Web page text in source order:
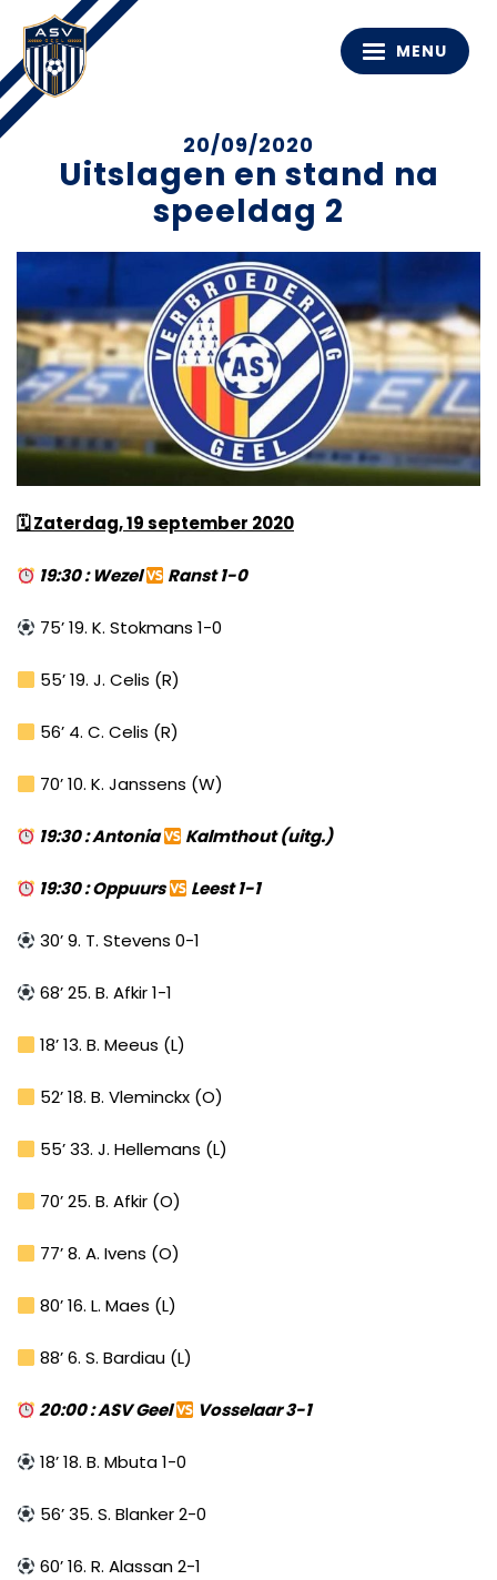
MENU
20/09/2020
Uitslagen en stand na
speeldag 2
🗓Zaterdag, 19 september 2020
19:30 : Wezel Ranst 1-0
75’ 19. K. Stokmans 1-0
55’ 19. J. Celis (R)
56’ 4. C. Celis (R)
70’ 10. K. Janssens (W)
19:30 : Antonia Kalmthout (uitg.)
19:30 : Oppuurs Leest 1-1
30’ 9. T. Stevens 0-1
68’ 25. B. Afkir 1-1
18’ 13. B. Meeus (L)
52’ 18. B. Vleminckx (O)
55’ 33. J. Hellemans (L)
70’ 25. B. Afkir (O)
77’ 8. A. Ivens (O)
80’ 16. L. Maes (L)
88’ 6. S. Bardiau (L)
20:00 : ASV Geel Vosselaar 3-1
18’ 18. B. Mbuta 1-0
56’ 35. S. Blanker 2-0
60’ 16. R. Alassan 2-1